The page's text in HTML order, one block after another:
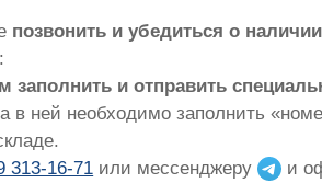
позвонить и убедиться о
заполнить и отправить
ней необходимо заполнить
313-16-71 или мессенджеру
и